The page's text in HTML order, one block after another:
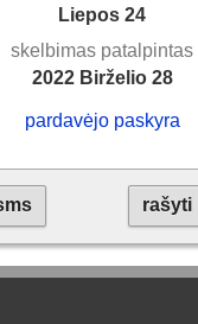
Liepos 24
skelbimas patalpintas
2022 Birželio 28
pardavėjo paskyra
rašyti